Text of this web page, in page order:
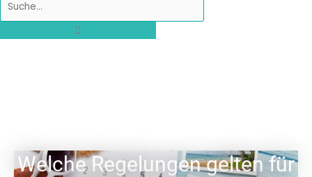
Welche Regelungen gelten für